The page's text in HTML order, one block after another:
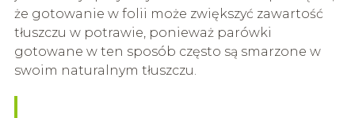
że gotowanie w folii może zwiększyć zawartość
tłuszczu w potrawie, ponieważ parówki
gotowane w ten sposób często są smarzone w
swoim naturalnym tłuszczu.